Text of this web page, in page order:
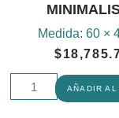
Medida: 60 ×
$
AÑADIR AL